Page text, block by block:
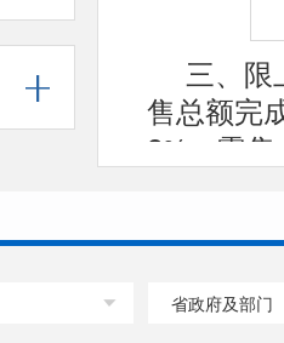
三、限
售总额完
2%，零
省政府及部门